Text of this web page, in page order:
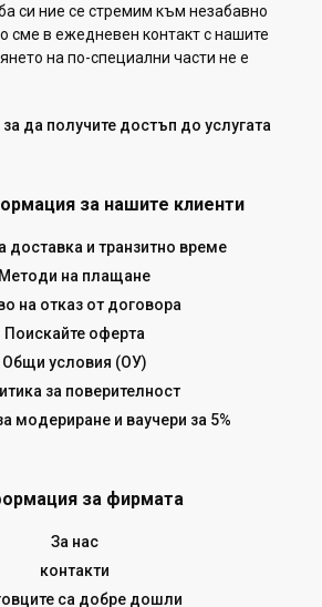
си ние се стремим към незабавно
сме в ежедневен контакт с нашите
на по-специални части не е
за да получите достъп до услугата
за нашите клиенти
доставка и транзитно време
Методи на плащане
на отказ от договора
Поискайте оферта
Общи условия (ОУ)
за поверителност
модериране и ваучери за 5%
за фирмата
За нас
контакти
са добре дошли